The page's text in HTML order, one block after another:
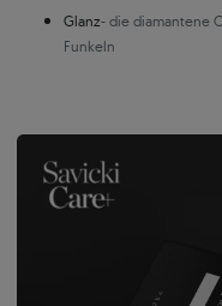
Glanz- die diamantene
Funkeln